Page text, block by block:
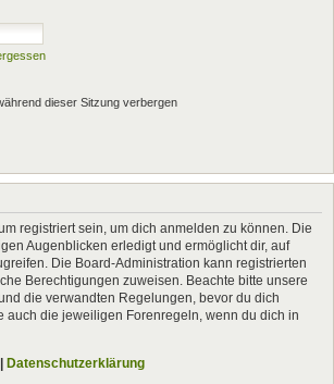
dieser Sitzung verbergen
registriert sein, um dich anmelden zu können. Die
Augenblicken erledigt und ermöglicht dir, auf
Die Board-Administration kann registrierten
Berechtigungen zuweisen. Beachte bitte unsere
die verwandten Regelungen, bevor du dich
auch die jeweiligen Forenregeln, wenn du dich in
| Datenschutzerklärung